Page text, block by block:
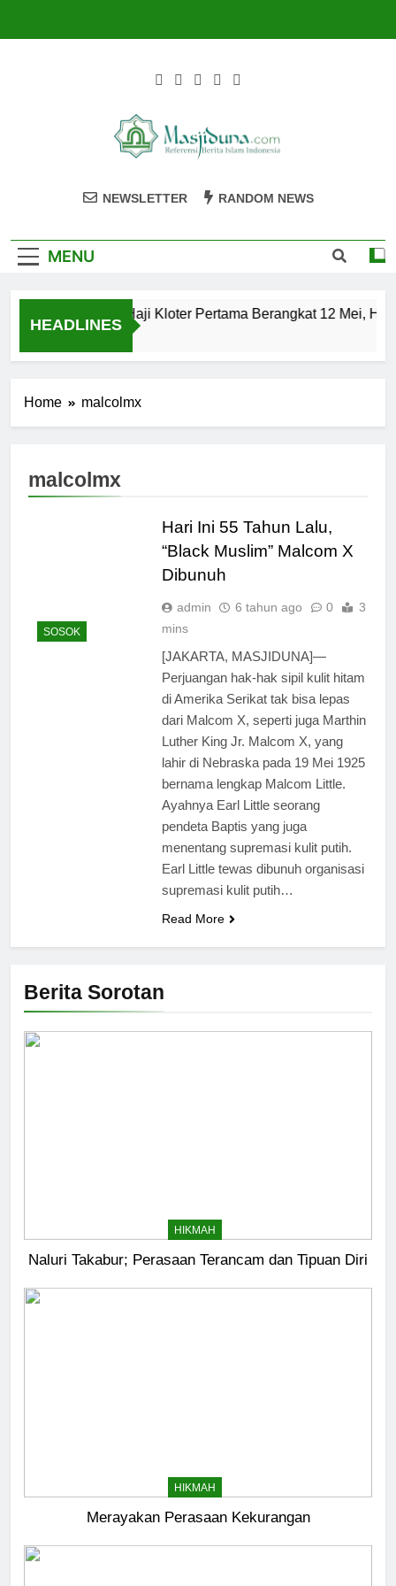
Masjiduna
NEWSLETTER RANDOM NEWS
MENU
HEADLINES
Calon Jemaah Haji Kloter Pertama Berangkat 12 Mei,
Home malcolmx
Berita Sorotan
HIKMAH
Naluri Takabur; Perasaan Terancam dan Tipuan Diri
HIKMAH
Merayakan Perasaan Kekurangan
malcolmx
SOSOK
Hari Ini 55 Tahun Lalu,
“Black Muslim” Malcom X
Dibunuh
admin 6 tahun ago 0
3
mins
[JAKARTA, MASJIDUNA]—
Perjuangan hak-hak sipil kulit hitam
di Amerika Serikat tak bisa lepas
dari Malcom X, seperti juga Marthin
Luther King Jr. Malcom X, yang
lahir di Nebraska pada 19 Mei 1925
bernama lengkap Malcom Little.
Ayahnya Earl Little seorang
pendeta Baptis yang juga
menentang supremasi kulit putih.
Earl Little tewas dibunuh organisasi
supremasi kulit putih…
Read More